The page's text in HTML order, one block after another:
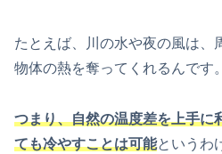
たとえば、川の水や夜の風は、
物体の熱を奪ってくれるんです。
つまり、自然の温度差を上手に
ても冷やすことは可能というわ